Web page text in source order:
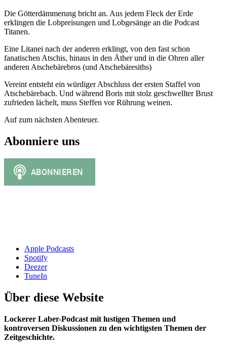
Die Götterdämmerung bricht an. Aus jedem Fleck der Erde
erklingen die Lobpreisungen und Lobgesänge an die Podcast
Titanen.
Eine Litanei nach der anderen erklingt, von den fast schon
fanatischen Atschis, hinaus in den Äther und in die Ohren aller
anderen Atschebärebros (und Atschebäresiths)
Vereint entsteht ein würdiger Abschluss der ersten Staffel von
Atschebärebach. Und während Boris mit stolz geschwellter Brust
zufrieden lächelt, muss Steffen vor Rührung weinen.
Auf zum nächsten Abenteuer.
Abonniere uns
Apple Podcasts
Spotify
Deezer
TuneIn
Über diese Website
Lockerer Laber-Podcast mit lustigen Themen und
kontroversen Diskussionen zu den wichtigsten Themen der
Zeitgeschichte.